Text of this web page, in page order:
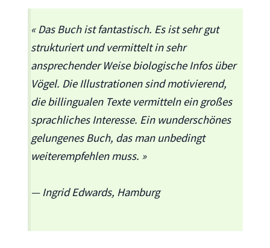
« Das Buch ist fantastisch. Es ist sehr gut
strukturiert und vermittelt in sehr
ansprechender Weise biologische Infos über
Vögel. Die Illustrationen sind motivierend,
die billingualen Texte vermitteln ein großes
sprachliches Interesse. Ein wunderschönes
gelungenes Buch, das man unbedingt
weiterempfehlen muss. »
— Ingrid Edwards, Hamburg